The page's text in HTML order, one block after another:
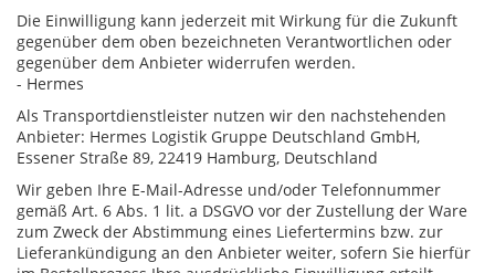
Die Einwilligung kann jederzeit mit Wirkung für die Zukunft
gegenüber dem oben bezeichneten Verantwortlichen oder
gegenüber dem Anbieter widerrufen werden.
- Hermes
Als Transportdienstleister nutzen wir den nachstehenden
Anbieter: Hermes Logistik Gruppe Deutschland GmbH,
Essener Straße 89, 22419 Hamburg, Deutschland
Wir geben Ihre E-Mail-Adresse und/oder Telefonnummer
gemäß Art. 6 Abs. 1 lit. a DSGVO vor der Zustellung der Ware
zum Zweck der Abstimmung eines Liefertermins bzw. zur
Lieferankündigung an den Anbieter weiter, sofern Sie hierfür